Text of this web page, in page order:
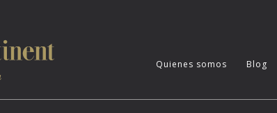
Quienes somos Blog